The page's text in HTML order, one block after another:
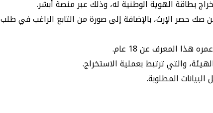
بطاقة الهوية الوطنية له، وذلك عبر منصة أبشر.
حصر الإرث، بالإضافة إلى صورة من التابع الراغب في طلب
المعرف عن 18 عام.
والتي ترتبط بعملية الاستخراج.
المطلوبة.